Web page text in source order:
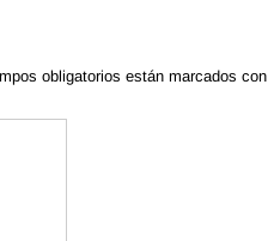
obligatorios están marcados con